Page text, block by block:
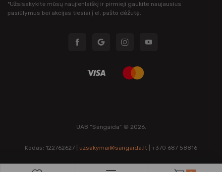
*Užsisakykite mūsų naujienlaiškį ir pirmieji gaukite naujausius
pasiūlymus bei akcijas tiesiai į el. pašto dėžutę.
UAB “Sangaida” © 2026.
Kodas: 122762627 | uzsakymai@sangaida.lt | +370 687 58816